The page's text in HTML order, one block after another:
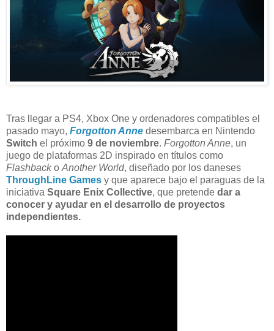
Tras llegar a PS4, Xbox One y ordenadores compatibles el
pasado mayo, Forgotton Anne desembarca en Nintendo
Switch el próximo 9 de noviembre. Forgotton Anne, un
juego de plataformas 2D inspirado en títulos como
Flashbacko Another World, diseñado por los daneses
ThroughLine Games y que aparece bajo el paraguas de la
iniciativa Square Enix Collective, que pretende dar a
conocer y ayudar en el desarrollo de proyectos
independientes.